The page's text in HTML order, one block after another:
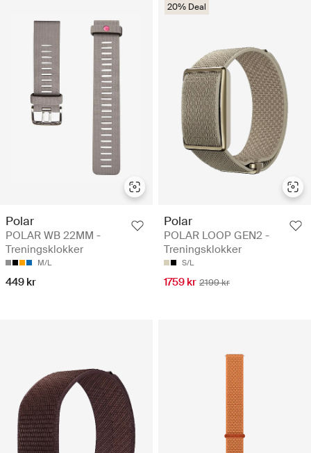
Polar
POLAR WB 22MM -
Treningsklokker
M/L
449 kr
20% Deal
Polar
POLAR LOOP GEN2 -
Treningsklokker
S/L
1759 kr 2199 kr